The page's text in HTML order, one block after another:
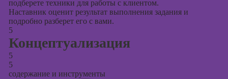
подберете техники для работы с клиентом.
Наставник оценит результат выполнения задания и
подробно разберет его с вами.
5
Концептуализация
5
5
содержание и инструменты